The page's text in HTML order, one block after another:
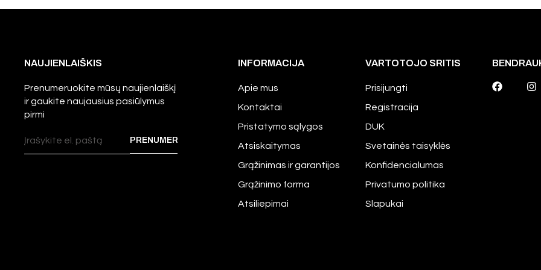
NAUJIENLAIŠKIS
Prenumeruokite mūsų naujienlaiškį
ir gaukite naujausius pasiūlymus
pirmi
INFORMACIJA
Apie mus
Kontaktai
Pristatymo sąlygos
Atsiskaitymas
Grąžinimas ir garantijos
Grąžinimo forma
Atsiliepimai
VARTOTOJO SRITIS
Prisijungti
Registracija
DUK
Svetainės taisyklės
Konfidencialumas
Privatumo politika
Slapukai